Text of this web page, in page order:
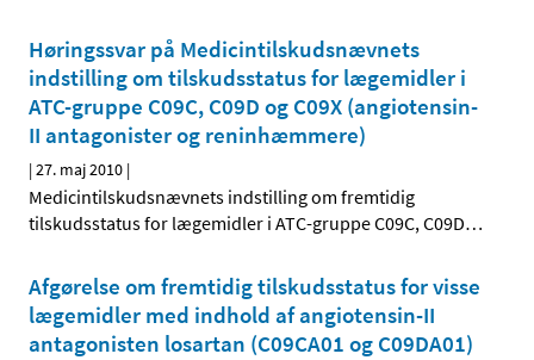
Høringssvar på Medicintilskudsnævnets
indstilling om tilskudsstatus for lægemidler i
ATC-gruppe C09C, C09D og C09X (angiotensin-
II antagonister og reninhæmmere)
|27. maj 2010 |
Medicintilskudsnævnets indstilling om fremtidig
tilskudsstatus for lægemidler i ATC-gruppe C09C, C09D…
Afgørelse om fremtidig tilskudsstatus for visse
lægemidler med indhold af angiotensin-II
antagonisten losartan (C09CA01 og C09DA01)